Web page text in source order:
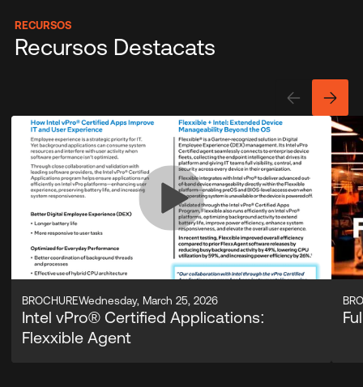
RECURSOS
Recursos Destacats
BROCHUREWednesday, March 25, 2026
Intel vPro® Certified Applications:
Flexxible Agent